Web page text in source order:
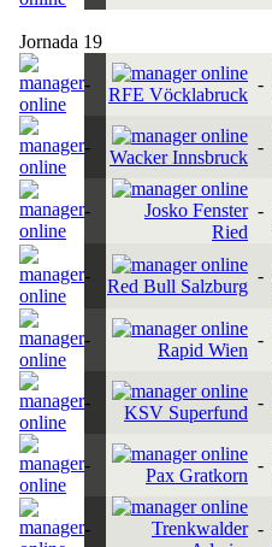
Jornada 19
-
RFE Vöcklabruck
-
-
Wacker Innsbruck
-
-
Josko Fenster
Ried
-
-
Red Bull Salzburg
-
-
Rapid Wien
-
-
KSV Superfund
-
-
Pax Gratkorn
-
-
Trenkwalder-